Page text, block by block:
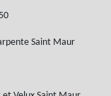
Saint Maur